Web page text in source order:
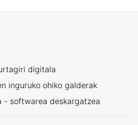
digitala
inguruko ohiko galderak
softwarea deskargatzea